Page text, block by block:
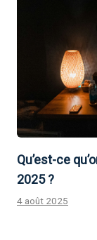
Qu’est-ce
2025 ?
4 août 2025